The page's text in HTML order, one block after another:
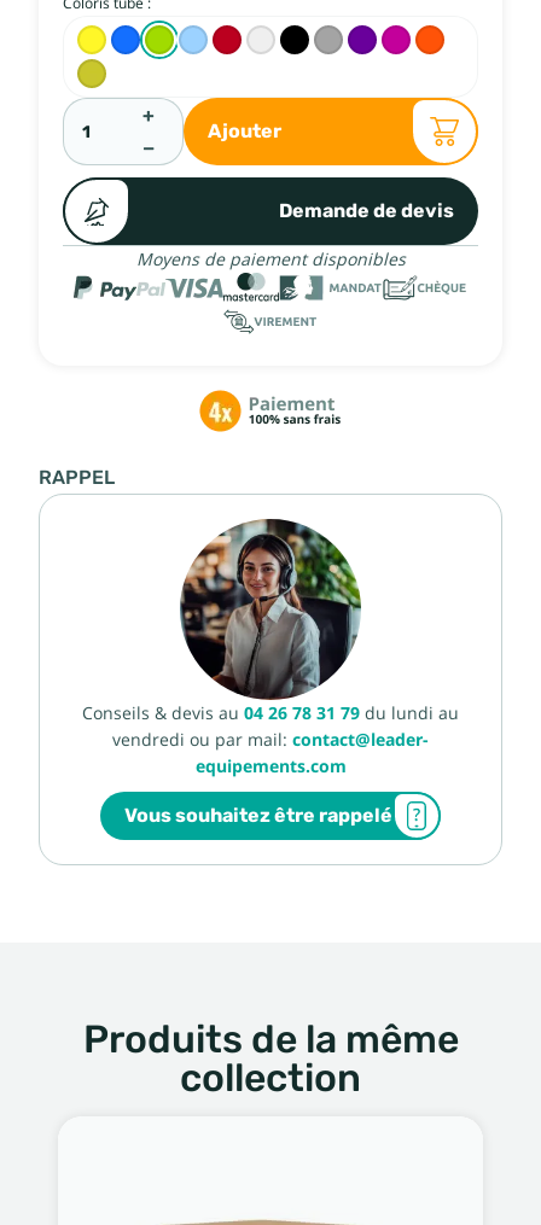
Coloris tube :
+
−
Ajouter
Demande de devis
Moyens de paiement disponibles
RAPPEL
Conseils & devis au 04 26 78 31 79 du lundi au
vendredi ou par mail: contact@leader-
equipements.com
Vous souhaitez être rappelé
Produits de la même
collection